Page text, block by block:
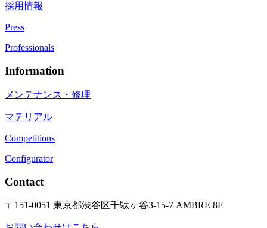
採用情報
Press
Professionals
Information
メンテナンス・修理
マテリアル
Competitions
Configurator
Contact
〒151-0051 東京都渋谷区千駄ヶ谷3-15-7 AMBRE 8F